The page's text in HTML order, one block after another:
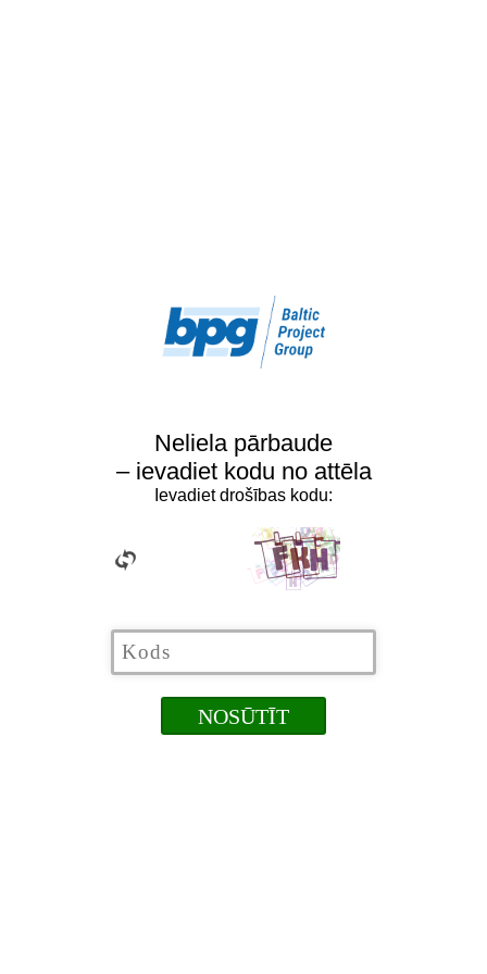
Neliela pārbaude
– ievadiet kodu no attēla
Ievadiet drošības kodu: